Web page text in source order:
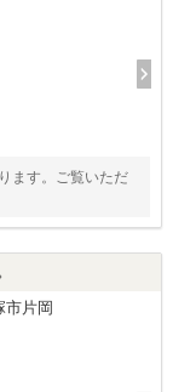
ます。ご覧いただ
市片岡